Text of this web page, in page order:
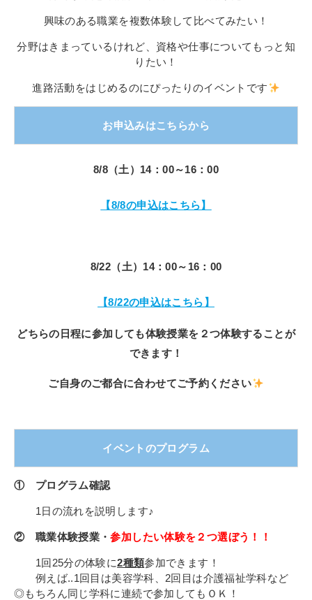
1号館総合受付：〒194-0022 東京都町田市森野1-7-8
TEL：042-729-1026 (平日8時30分〜17時30分)
興味のある職業を複数体験して比べてみたい！
分野はきまっているけれど、資格や仕事についてもっと知
りたい！
進路活動をはじめるのにぴったりのイベントです
お申込みはこちらから
8/8（土）14：00～16：00
【8/8の申込はこちら】
8/22（土）14：00～16：00
【8/22の申込はこちら】
どちらの日程に参加しても体験授業を２つ体験することが
できます！
ご自身のご都合に合わせてご予約ください
イベントのプログラム
① プログラム確認
1日の流れを説明します♪
② 職業体験授業・参加したい体験を２つ選ぼう！！
1回25分の体験に2種類参加できます！
例えば..1回目は美容学科、2回目は介護福祉学科など
◎もちろん同じ学科に連続で参加してもＯＫ！